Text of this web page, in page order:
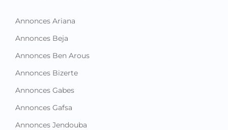
Annonces Ariana
Annonces Beja
Annonces Ben Arous
Annonces Bizerte
Annonces Gabes
Annonces Gafsa
Annonces Jendouba